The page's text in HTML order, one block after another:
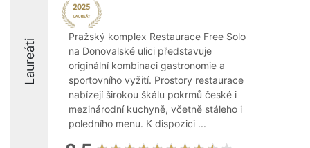
Laureáti
Pražský komplex Restaurace Free Solo
na Donovalské ulici představuje
originální kombinaci gastronomie a
sportovního vyžití. Prostory restaurace
nabízejí širokou škálu pokrmů české i
mezinárodní kuchyně, včetně stáleho i
poledního menu. K dispozici ...